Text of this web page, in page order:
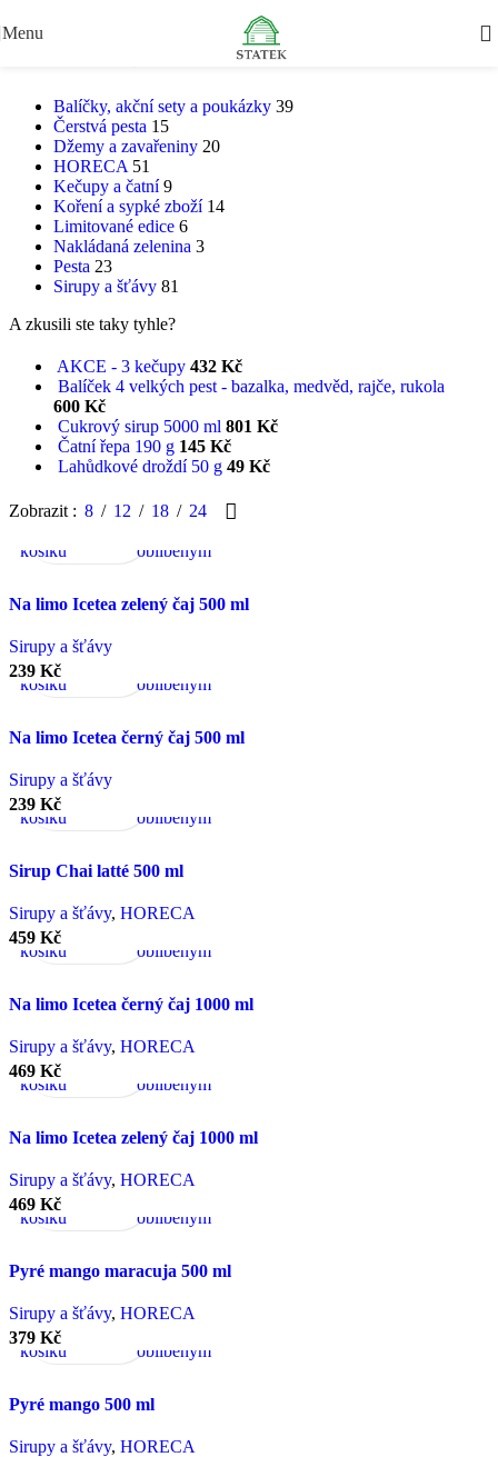
Skip to main content
Menu
Balíčky, akční sety a poukázky 39
Čerstvá pesta 15
Džemy a zavařeniny 20
HORECA 51
Kečupy a čatní 9
Koření a sypké zboží 14
Limitované edice 6
Nakládaná zelenina 3
Pesta 23
Sirupy a šťávy 81
A zkusili ste taky tyhle?
AKCE - 3 kečupy 432 Kč
Balíček 4 velkých pest - bazalka, medvěd, rajče, rukola
600 Kč
Cukrový sirup 5000 ml 801 Kč
Čatní řepa 190 g 145 Kč
Lahůdkové droždí 50 g 49 Kč
Zobrazit 8 12 18 24
Přidat
košíku
RychlýPorovnatPřidat
oblíbeným
Na limo Icetea zelený čaj 500 ml
Sirupy a šťávy
239 Kč
do
košíku
Rychlý
náhled
oblíbeným
Na limo Icetea černý čaj 500 ml
Sirupy a šťávy
239 Kč
do
košíku
Rychlý
náhled
oblíbeným
Sirup Chai latté 500 ml
Sirupy a šťávy, HORECA
459 Kč
do
košíku
Rychlý
náhled
oblíbeným
Na limo Icetea černý čaj 1000 ml
Sirupy a šťávy, HORECA
469 Kč
do
košíku
Rychlý
náhled
oblíbeným
Na limo Icetea zelený čaj 1000 ml
Sirupy a šťávy, HORECA
469 Kč
do
košíku
Rychlý
náhled
oblíbeným
Pyré mango maracuja 500 ml
Sirupy a šťávy, HORECA
379 Kč
do
košíku
Rychlý
náhled
oblíbeným
Pyré mango 500 ml
Sirupy a šťávy, HORECA